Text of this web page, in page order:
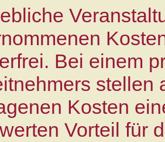
Bei einem
stellen
Kosten
Vorteil für